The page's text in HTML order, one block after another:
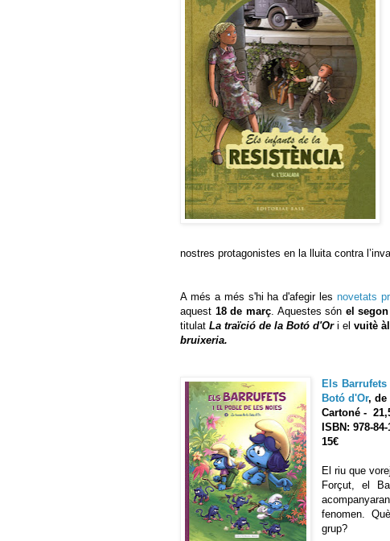
nostres protagonistes en la lluita contra
A més a més s'hi ha d'afegir lesnovetats
aquest 18 de març. Aquestes són el
titulat La traïció de la Botó d'Ori el vuitè
bruixeria.
Els
Botó d'Or, de
Cartoné -
ISBN: 978-
15€
El riu que
Forçut, el
fenomen.
grup?